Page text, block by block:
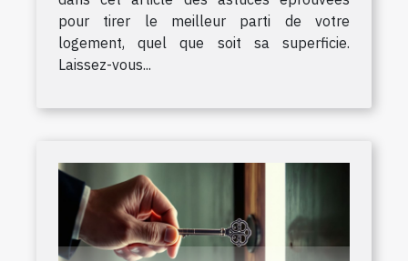
pour tirer le meilleur parti de votre
logement, quel que soit sa superficie.
Laissez-vous...